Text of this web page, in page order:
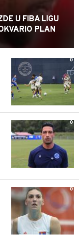
U FIBA LIGU
PLAN
0
0
0